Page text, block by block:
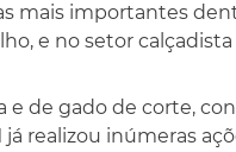
mais importantes
e no setor
de gado de corte,
realizou inúmeras